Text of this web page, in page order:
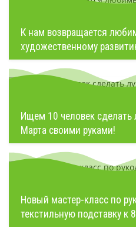
К нам возвращается
художественному
Ищем 10 человек сделать
Марта своими руками!
Новый мастер-класс по
текстильную подставку к